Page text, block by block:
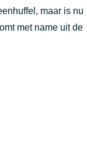
maar is nu
met name uit de